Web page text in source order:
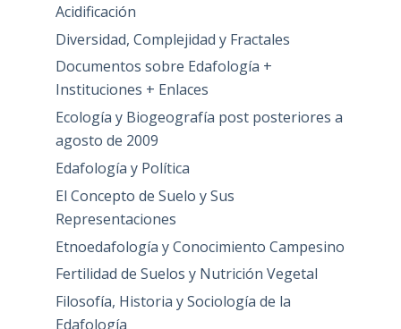
Acidificación
Diversidad, Complejidad y Fractales
Documentos sobre Edafología +
Instituciones + Enlaces
Ecología y Biogeografía post posteriores a
agosto de 2009
Edafología y Política
El Concepto de Suelo y Sus
Representaciones
Etnoedafología y Conocimiento Campesino
Fertilidad de Suelos y Nutrición Vegetal
Filosofía, Historia y Sociología de la
Edafología